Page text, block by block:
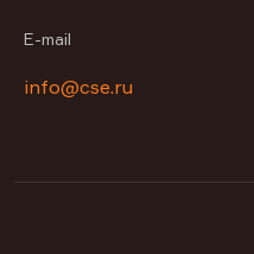
E-mail
info@cse.ru